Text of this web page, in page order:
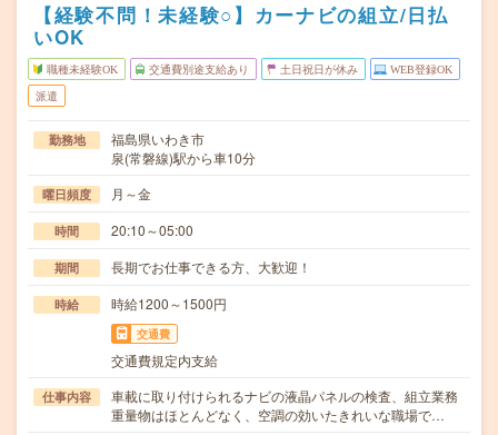
【経験不問！未経験○】カーナビの組立/日払
いOK
職種未経験OK 交通費別途支給あり 土日祝日が休み WEB登録OK
派遣
勤務地
福島県いわき市
泉(常磐線)駅から車10分
曜日頻度 月～金
時間 20:10～05:00
期間 長期でお仕事できる方、大歓迎！
時給 時給1200～1500円
交通費
交通費規定内支給
仕事内容
車載に取り付けられるナビの液晶パネルの検査、組立業務
重量物はほとんどなく、空調の効いたきれいな職場で…